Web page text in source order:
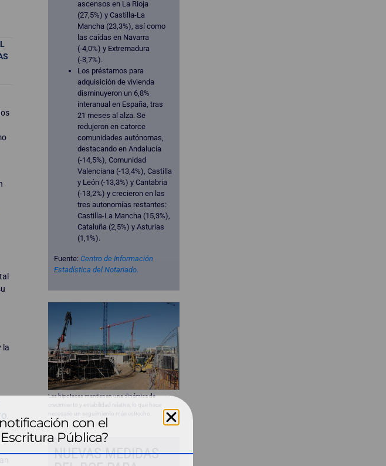
la
ascensos en La Rioja
(27,5%) y Castilla-La
Mancha (23,3%), así como
las caídas en Navarra
(-4,0%) y Extremadura
(-3,7%).
Los préstamos para
adquisición de vivienda
disminuyeron un 6,8%
interanual en España, tras
21 meses al alza. Se
redujeron en catorce
comunidades autónomas,
destacando en Andalucía
(-14,5%), Comunidad
Valenciana (-13,4%), Castilla
y León (-13,3%) y Cantabria
(-13,2%) y crecieron en las
tres autonomías restantes:
Castilla-La Mancha (15,3%),
Cataluña (2,5%) y Asturias
(1,1%).
Fuente: Centro de Información
Estadística del Notariado.
Las hipotecas mantienen una dinámica de
crecimiento y estabilidad relativa, lo que hace
necesario un seguimiento más estrecho.
NUEVAS MEDIDAS
con el
Pública?